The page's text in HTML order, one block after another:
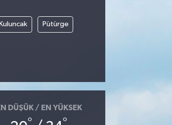
Kuluncak Pütürge
DÜŞÜK / EN YÜKSEK